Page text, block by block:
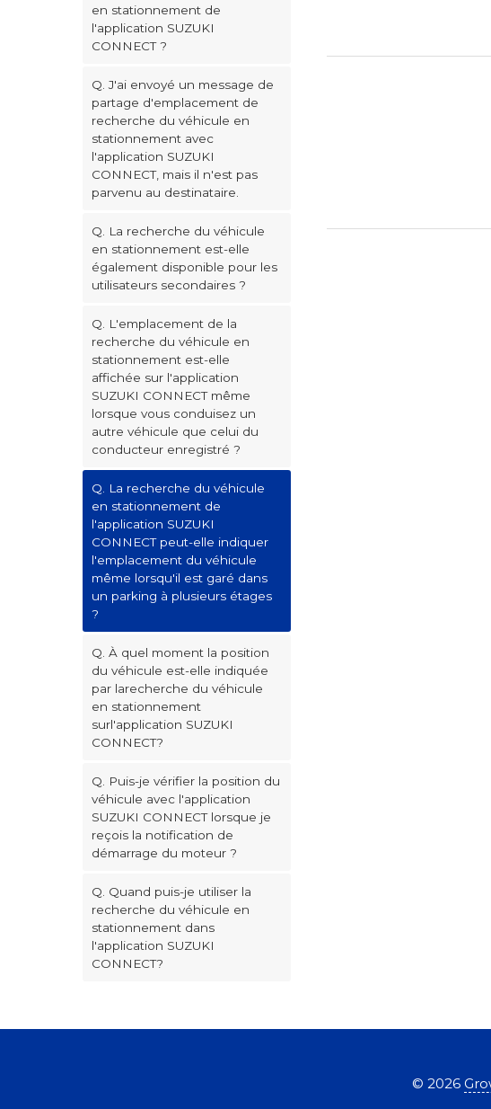
en stationnement de
l'application SUZUKI
CONNECT ?
Q. J'ai envoyé un message de
partage d'emplacement de
recherche du véhicule en
stationnement avec
l'application SUZUKI
CONNECT, mais il n'est pas
parvenu au destinataire.
Q. La recherche du véhicule
en stationnement est-elle
également disponible pour les
utilisateurs secondaires ?
Q. L'emplacement de la
recherche du véhicule en
stationnement est-elle
affichée sur l'application
SUZUKI CONNECT même
lorsque vous conduisez un
autre véhicule que celui du
conducteur enregistré ?
Q. La recherche du véhicule
en stationnement de
l'application SUZUKI
CONNECT peut-elle indiquer
l'emplacement du véhicule
même lorsqu'il est garé dans
un parking à plusieurs étages
?
Q. À quel moment la position
du véhicule est-elle indiquée
par larecherche du véhicule
en stationnement
surl'application SUZUKI
CONNECT?
Q. Puis-je vérifier la position du
véhicule avec l'application
SUZUKI CONNECT lorsque je
reçois la notification de
démarrage du moteur ?
Q. Quand puis-je utiliser la
recherche du véhicule en
stationnement dans
l'application SUZUKI
CONNECT?
© 2026